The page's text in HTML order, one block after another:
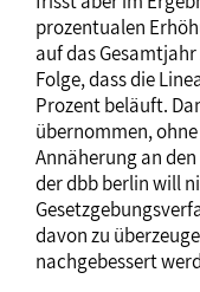
prozentualen
auf das
Folge, dass die
Prozent beläuft.
übernommen,
Annäherung an
der dbb berlin will
davon zu
nachgebessert